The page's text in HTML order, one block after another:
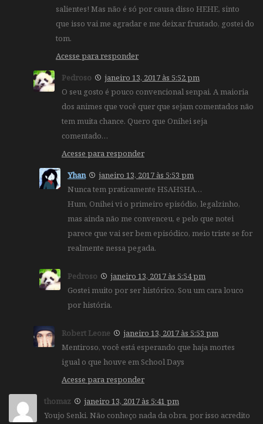
salientes! Mas não é só por causa disso HEHE, sinto
que isso vai me agradar e me deixar frustado, gostei do
tom.
Acesse para responder
Pedroso
janeiro 13, 2017 às 5:52 pm
O seu gosto é pouco convencional senpai. A maioria
dos animes que você quer que sejam comentados não
tem muita chance. Quero que Onihei seja
comentado…
Acesse para responder
Yhan
janeiro 13, 2017 às 5:53 pm
Nunca tem praticamente HSAHSHA…
Hum, Onihei vi o primeiro episódio, legalzinho,
mas ainda não me convenceu, e pelo que notei
parece que vai ser bem episódico, meio triste se for
realmente nessa pegada.
Pedroso
janeiro 13, 2017 às 5:54 pm
Gostei muito por ser histórico. Sou um cara louco
por história.
Robert Leone
janeiro 13, 2017 às 5:53 pm
Mentiroso, você está esperando que haja mortes
igual o que houve em School Days
Acesse para responder
thomaz
janeiro 13, 2017 às 5:41 pm
Youjo Senki. Não conheço nada da obra, por isso acredito